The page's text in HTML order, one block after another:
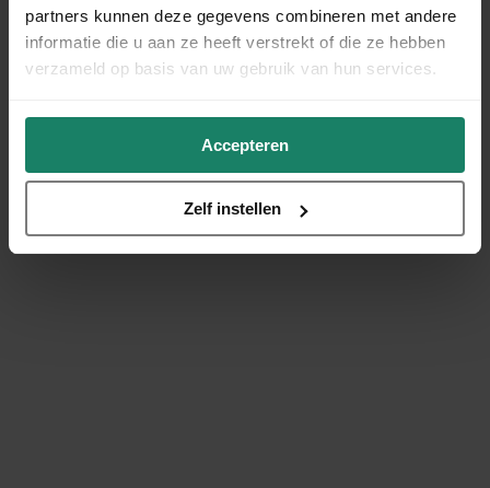
partners kunnen deze gegevens combineren met andere
informatie die u aan ze heeft verstrekt of die ze hebben
verzameld op basis van uw gebruik van hun services.
Accepteren
Zelf instellen